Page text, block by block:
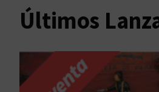
Últimos